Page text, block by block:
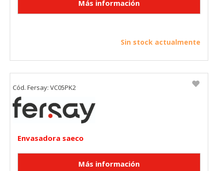
Sin stock actualmente
Envasadora saeco
Cód. Fersay: VC05PK2